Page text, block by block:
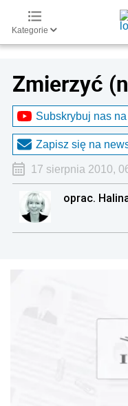
Kategorie
Zmierzyć
Subskrybuj nas
Zapisz się na
17 sierpnia 2010,
oprac.